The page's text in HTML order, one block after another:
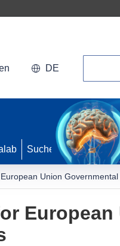
DE
Suche
Union
European